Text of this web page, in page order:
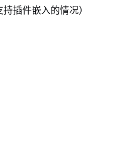
插件嵌入的情况）